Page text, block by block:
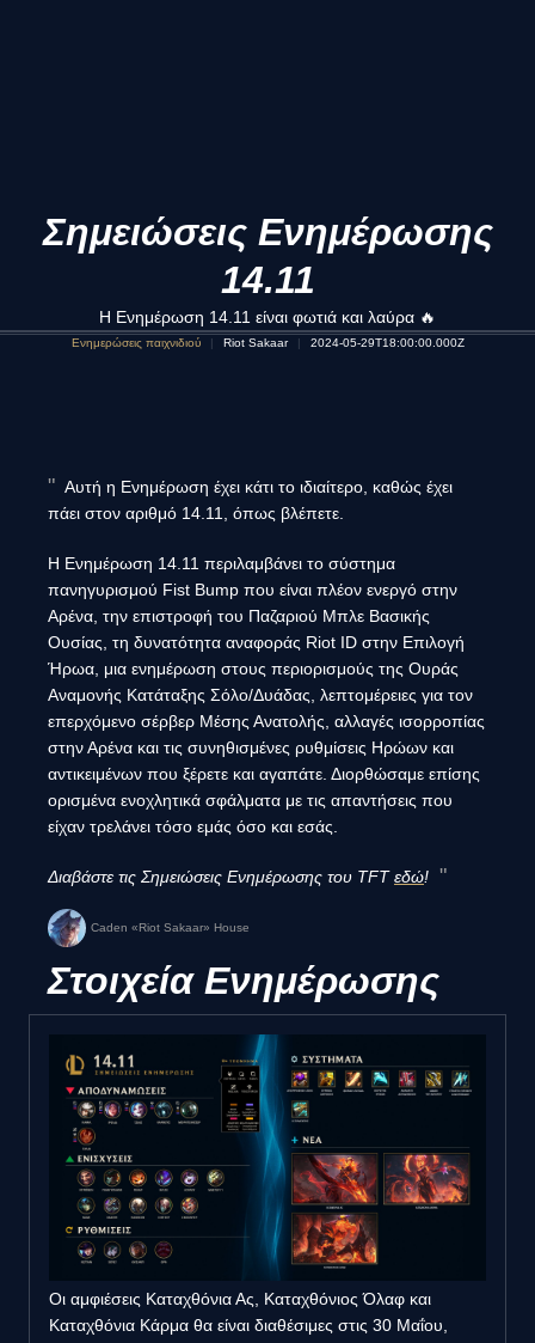
Σημειώσεις Ενημέρωσης
14.11
Η Ενημέρωση 14.11 είναι φωτιά και λαύρα 🔥
Ενημερώσεις παιχνιδιού Riot Sakaar 2024-05-29T18:00:00.000Z
Αυτή η Ενημέρωση έχει κάτι το ιδιαίτερο, καθώς έχει
πάει στον αριθμό 14.11, όπως βλέπετε.
Η Ενημέρωση 14.11 περιλαμβάνει το σύστημα
πανηγυρισμού Fist Bump που είναι πλέον ενεργό στην
Αρένα, την επιστροφή του Παζαριού Μπλε Βασικής
Ουσίας, τη δυνατότητα αναφοράς Riot ID στην Επιλογή
Ήρωα, μια ενημέρωση στους περιορισμούς της Ουράς
Αναμονής Κατάταξης Σόλο/Δυάδας, λεπτομέρειες για τον
επερχόμενο σέρβερ Μέσης Ανατολής, αλλαγές ισορροπίας
στην Αρένα και τις συνηθισμένες ρυθμίσεις Ηρώων και
αντικειμένων που ξέρετε και αγαπάτε. Διορθώσαμε επίσης
ορισμένα ενοχλητικά σφάλματα με τις απαντήσεις που
είχαν τρελάνει τόσο εμάς όσο και εσάς.
Διαβάστε τις Σημειώσεις Ενημέρωσης του TFTεδώ!
Caden «Riot Sakaar» House
Στοιχεία Ενημέρωσης
Οι αμφιέσεις Καταχθόνια Ας, Καταχθόνιος Όλαφ και
Καταχθόνια Κάρμα θα είναι διαθέσιμες στις 30 Μαΐου,